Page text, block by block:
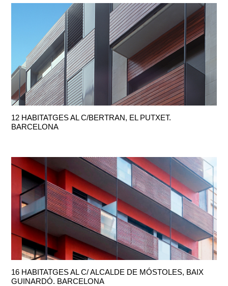
12 HABITATGES AL C/BERTRAN, EL PUTXET.
BARCELONA
16 HABITATGES AL C/ ALCALDE DE MÓSTOLES, BAIX
GUINARDÓ. BARCELONA